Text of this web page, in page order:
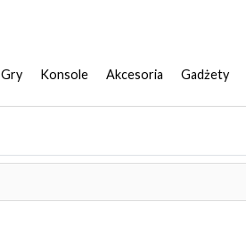
Gry Konsole Akcesoria Gadżety